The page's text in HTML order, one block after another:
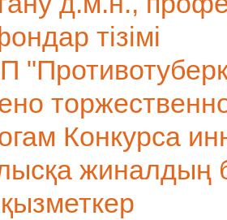
тізімі
Конкурса
жиналдың